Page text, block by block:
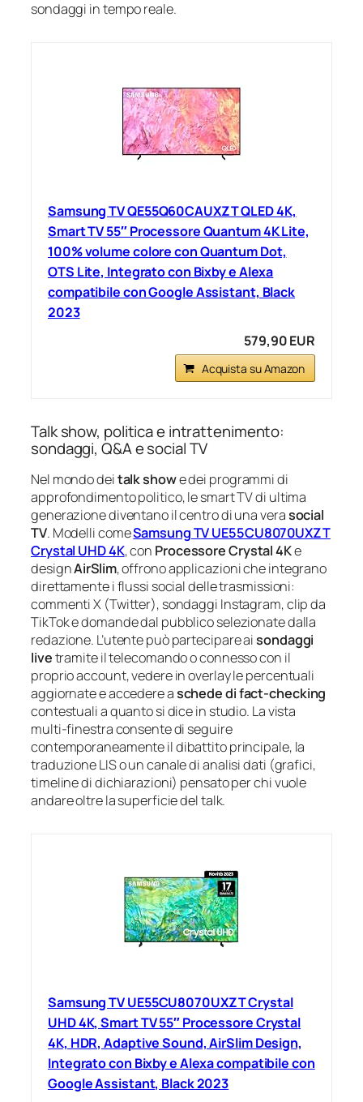
sondaggi in tempo reale.
Samsung TV QE55Q60CAUXZT QLED 4K,
Smart TV 55″ Processore Quantum 4K Lite,
100% volume colore con Quantum Dot,
OTS Lite, Integrato con Bixby e Alexa
compatibile con Google Assistant, Black
2023
579,90 EUR
Acquista su Amazon
Talk show, politica e intrattenimento:
sondaggi, Q&A e social TV
Nel mondo deitalk showe dei programmi di
approfondimento politico, le smart TV di ultima
generazione diventano il centro di una verasocial
TV. Modelli comeSamsung TV UE55CU8070UXZT
Crystal UHD 4K, con Processore Crystal 4Ke
designAirSlim, offrono applicazioni che integrano
direttamente i flussi social delle trasmissioni:
commenti X (Twitter), sondaggi Instagram, clip da
TikTok e domande dal pubblico selezionate dalla
redazione. L’utente può partecipare aisondaggi
livetramite il telecomando o connesso con il
proprio account, vedere in overlay le percentuali
aggiornate e accedere aschede di fact‑checking
contestuali a quanto si dice in studio. La vista
multi‑finestra consente di seguire
contemporaneamente il dibattito principale, la
traduzione LIS o un canale di analisi dati (grafici,
timeline di dichiarazioni) pensato per chi vuole
andare oltre la superficie del talk.
Samsung TV UE55CU8070UXZT Crystal
UHD 4K, Smart TV 55″ Processore Crystal
4K, HDR, Adaptive Sound, AirSlim Design,
Integrato con Bixby e Alexa compatibile con
Google Assistant, Black 2023